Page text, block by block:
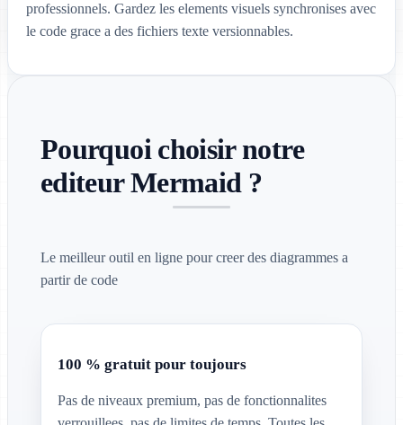
professionnels. Gardez les elements visuels synchronises avec
le code grace a des fichiers texte versionnables.
Pourquoi choisir notre
editeur Mermaid ?
Le meilleur outil en ligne pour creer des diagrammes a
partir de code
100 % gratuit pour toujours
Pas de niveaux premium, pas de fonctionnalites